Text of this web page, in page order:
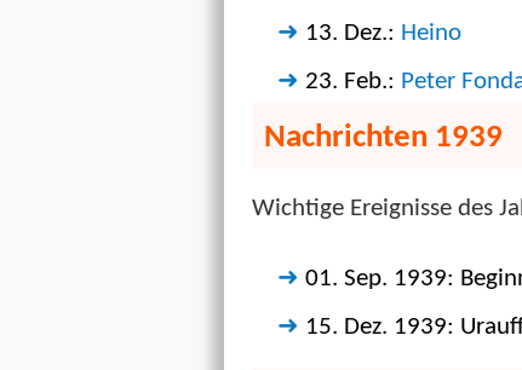
13. Dez.: Heino
23. Feb.: Peter
Nachrichten 1939
Wichtige Ereignisse des
01. Sep. 1939:
15. Dez. 1939: